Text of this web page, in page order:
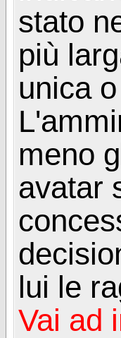
stato
più
unica
meno
avatar
lui le
Vai ad